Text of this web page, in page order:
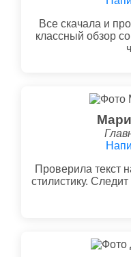
Все скачала и
классный обзор
Проверила текст
стилистику.